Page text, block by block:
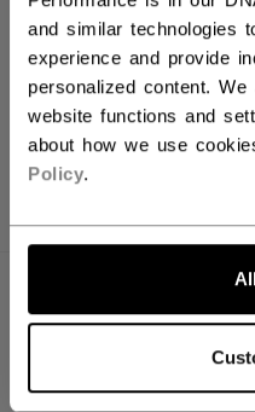
and similar technologies
experience and provide
personalized content.
website functions and
about how we use
Policy.
ANGABEN
SKU